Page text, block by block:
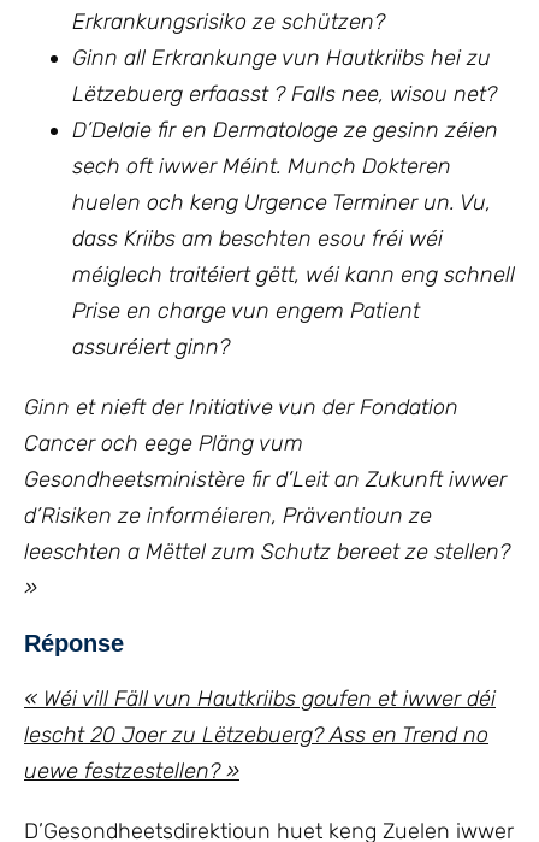
Erkrankungsrisiko ze schützen?
Ginn all Erkrankunge vun Hautkriibs hei zu
Lëtzebuerg erfaasst ? Falls nee, wisou net?
D’Delaie fir en Dermatologe ze gesinn zéien
sech oft iwwer Méint. Munch Dokteren
huelen och keng Urgence Terminer un. Vu,
dass Kriibs am beschten esou fréi wéi
méiglech traitéiert gëtt, wéi kann eng schnell
Prise en charge vun engem Patient
assuréiert ginn?
Ginn et nieft der Initiative vun der Fondation
Cancer och eege Pläng vum
Gesondheetsministère fir d’Leit an Zukunft iwwer
d’Risiken ze informéieren, Präventioun ze
leeschten a Mëttel zum Schutz bereet ze stellen?
»
Réponse
« Wéi vill Fäll vun Hautkriibs goufen et iwwer déi
lescht 20 Joer zu Lëtzebuerg? Ass en Trend no
uewe festzestellen? »
D’Gesondheetsdirektioun huet keng Zuelen iwwer